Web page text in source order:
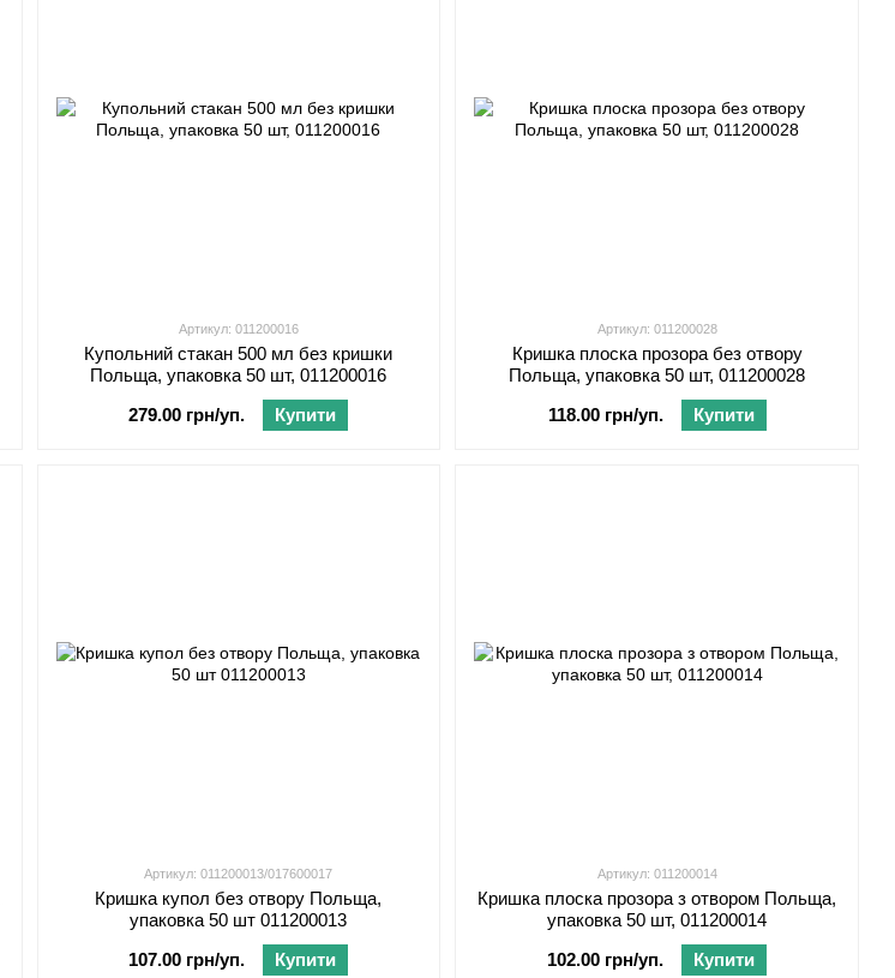
Артикул: 011200016
Купольний стакан 500 мл без кришки
Польща, упаковка 50 шт, 011200016
279.00 грн/уп.
Купити
Артикул: 011200028
Кришка плоска прозора без отвору
Польща, упаковка 50 шт, 011200028
118.00 грн/уп.
Купити
Артикул: 011200013/017600017
Кришка купол без отвору Польща,
упаковка 50 шт 011200013
107.00 грн/уп.
Купити
Артикул: 011200014
Кришка плоска прозора з отвором Польща,
упаковка 50 шт, 011200014
102.00 грн/уп.
Купити